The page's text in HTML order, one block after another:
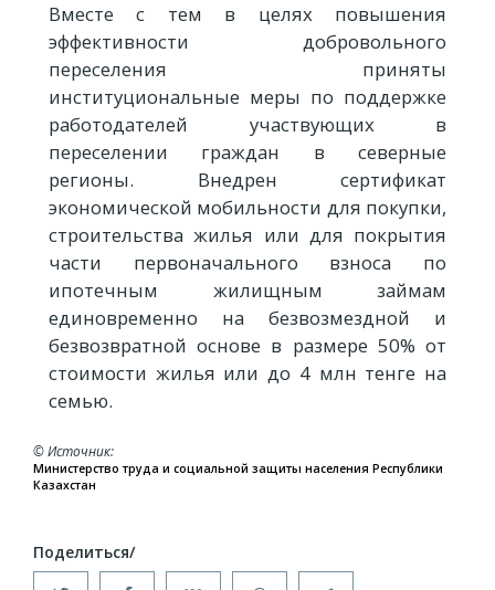
Вместе с тем в целях повышения
эффективности добровольного
переселения приняты
институциональные меры по поддержке
работодателей участвующих в
переселении граждан в северные
регионы. Внедрен сертификат
экономической мобильности для покупки,
строительства жилья или для покрытия
части первоначального взноса по
ипотечным жилищным займам
единовременно на безвозмездной и
безвозвратной основе в размере 50% от
стоимости жилья или до 4 млн тенге на
семью.
© Источник
Министерство труда и социальной защиты населения Республики
Казахстан